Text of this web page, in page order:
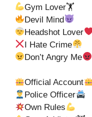
Gym Lover🏋
Devil Mind
Headshot Lover
I Hate Crime
Don’t Angry Me
Official Account
Police Officer
Own Rules